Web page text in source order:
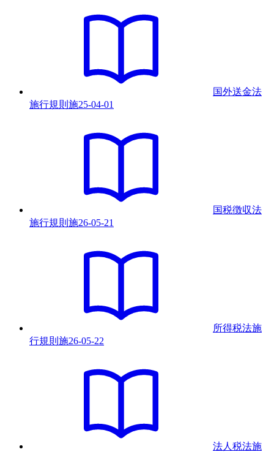
国外送金法
施行規則 施25-04-01
国税徴収法
施行規則 施26-05-21
所得税法施
行規則 施26-05-22
法人税法施